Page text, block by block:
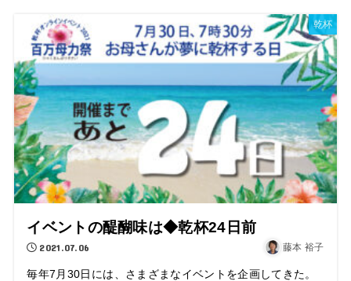
乾杯
イベントの醍醐味は◆乾杯24日前
2021.07.06 藤本 裕子
毎年7月30日には、さまざまなイベントを企画してきた。